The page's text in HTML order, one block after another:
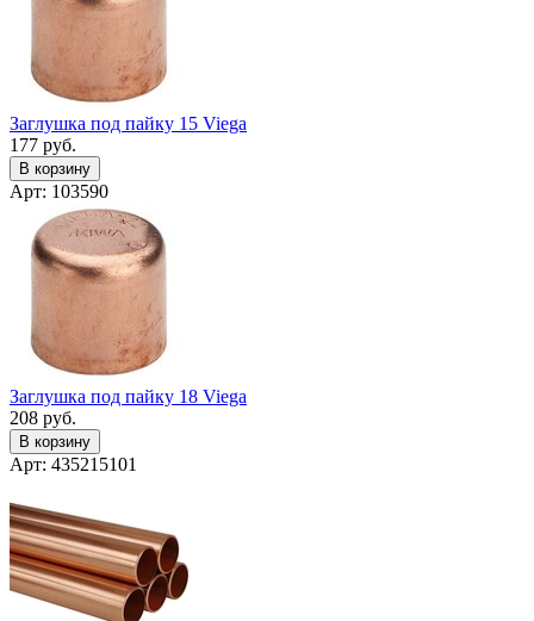
Заглушка под пайку 15 Viega
177 руб.
В корзину
Арт: 103590
Заглушка под пайку 18 Viega
208 руб.
В корзину
Арт: 435215101